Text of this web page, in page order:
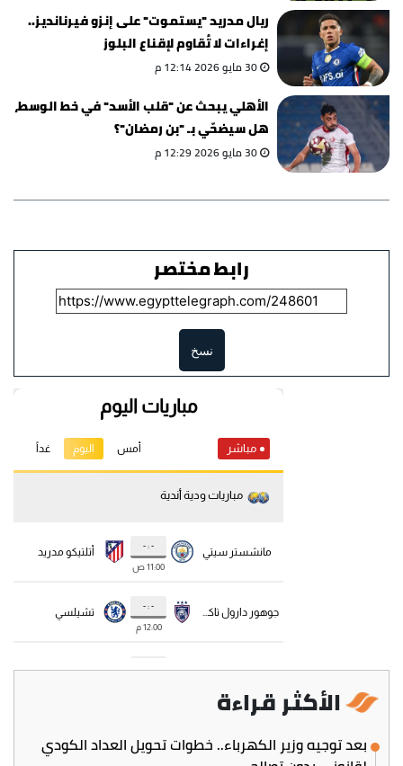
ريال مدريد "يستموت" على إنزو فيرنانديز..
إغراءات لا تُقاوم لإقناع البلوز
30 مايو 2026 12:14 م
الأهلي يبحث عن "قلب الأسد" في خط الوسط،
هل سيضحّي بـ "بن رمضان"؟
30 مايو 2026 12:29 م
رابط مختصر
نسخ
الأكثر قراءة
بعد توجيه وزير الكهرباء.. خطوات تحويل العداد الكودي